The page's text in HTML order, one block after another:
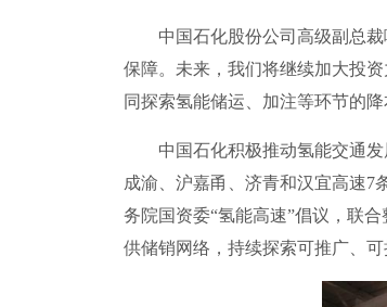
中国石化股份公司高级副总裁
保障。未来，我们将继续加大投
同探索氢能储运、加注等环节的
中国石化积极推动氢能交通发展
成渝、沪嘉甬、济青和汉宜高速7
务院国资委“氢能高速”倡议，联
供储销网络，持续探索可推广、